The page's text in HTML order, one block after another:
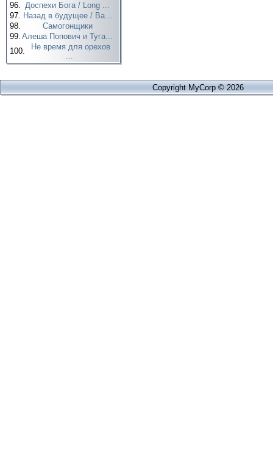
96. Доспехи Бога / Long ...
97. Назад в будущее / Ba...
98.
Самогонщики
99. Алеша Попович и Туга...
100.
Не время для орехов
...
Copyright MyCorp © 2026